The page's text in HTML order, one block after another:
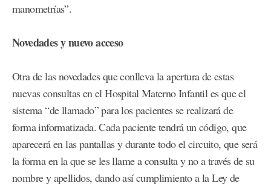
manometrías”.
Novedades y nuevo acceso
Otra de las novedades que conlleva la apertura de estas
nuevas consultas en el Hospital Materno Infantil es que el
sistema “de llamado” para los pacientes se realizará de
forma informatizada. Cada paciente tendrá un código, que
aparecerá en las pantallas y durante todo el circuito, que será
la forma en la que se les llame a consulta y no a través de su
nombre y apellidos, dando así cumplimiento a la Ley de